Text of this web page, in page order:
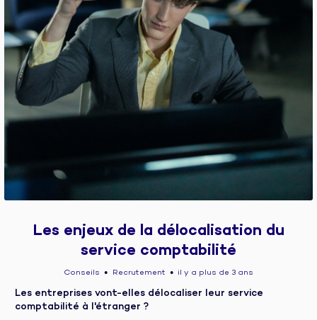
Les enjeux de la délocalisation du
service comptabilité
Conseils ● Recrutement ● il y a plus de 3 ans
Les entreprises vont-elles délocaliser leur service
comptabilité à l'étranger ?